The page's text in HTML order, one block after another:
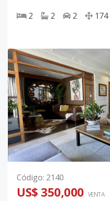
2 2 2 174
Código: 2140
US$ 350,000 VENTA